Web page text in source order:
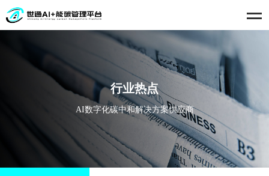
行业热点
AI数字化碳中和解决方案供应商